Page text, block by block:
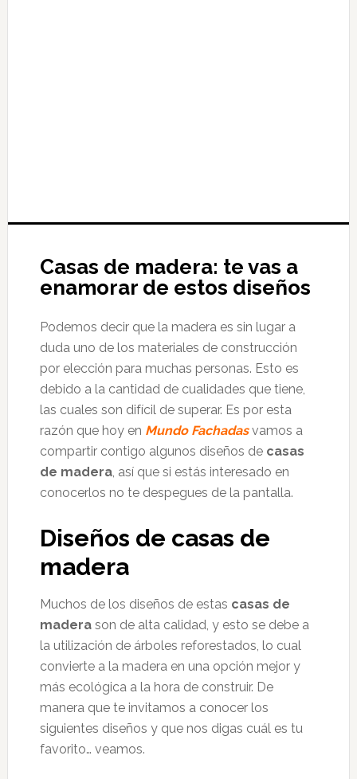
Casas de madera: te vas a
enamorar de estos diseños
Podemos decir que la madera es sin lugar a
duda uno de los materiales de construcción
por elección para muchas personas. Esto es
debido a la cantidad de cualidades que tiene,
las cuales son difícil de superar. Es por esta
razón que hoy en Mundo Fachadasvamos a
compartir contigo algunos diseños de casas
de madera, así que si estás interesado en
conocerlos no te despegues de la pantalla.
Diseños de casas de
madera
Muchos de los diseños de estas casas de
maderason de alta calidad, y esto se debe a
la utilización de árboles reforestados, lo cual
convierte a la madera en una opción mejor y
más ecológica a la hora de construir. De
manera que te invitamos a conocer los
siguientes diseños y que nos digas cuál es tu
favorito… veamos.